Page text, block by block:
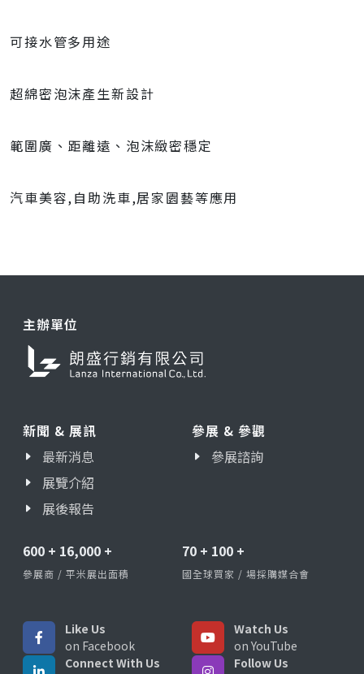
可接水管多用途
超綿密泡沫產生新設計
範圍廣、距離遠、泡沫緻密穩定
汽車美容,自助洗車,居家園藝等應用
主辦單位
新聞 & 展訊
最新消息
展覽介紹
展後報告
參展 & 參觀
參展諮詢
600 + 16,000 +
參展商 / 平米展出面積
70 + 100 +
國全球買家 / 場採購媒合會
Like Us
on Facebook
Watch Us
on YouTube
Connect With Us
Follow Us